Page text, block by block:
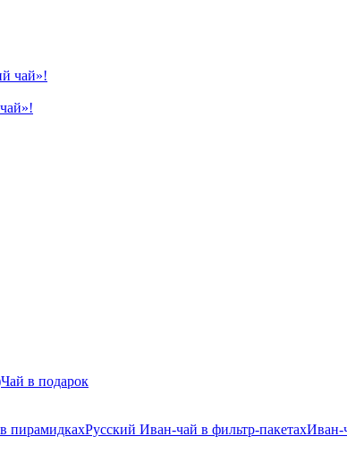
Чай в подарок
пирамидкахРусский Иван-чай в фильтр-пакетахИван-